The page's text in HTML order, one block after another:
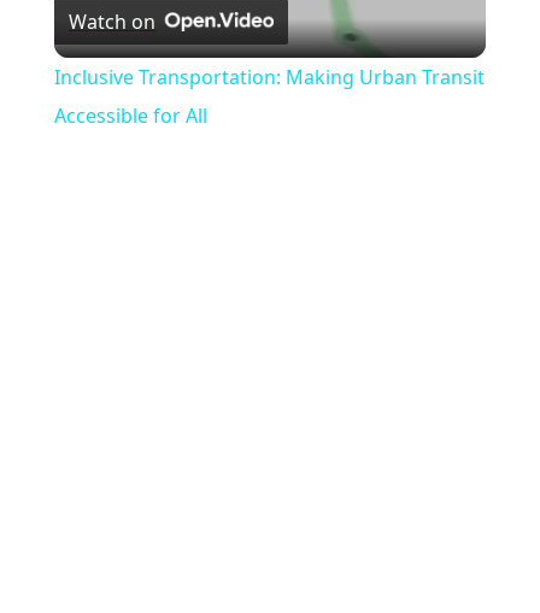
Video
Watch on
Inclusive Transportation: Making Urban Transit
Accessible for All